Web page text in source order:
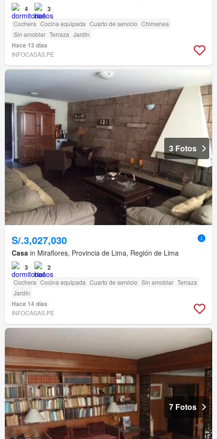
4 3
Cochera Cocina equipada Cuarto de servicio Chimenea
Sin amoblar Terraza Jardín
Hace 13 días
INFOCASAS.PE
3 Fotos
S/.3,027,030
Casa in Miraflores, Provincia de Lima, Región de Lima
3 2
Cochera Cocina equipada Cuarto de servicio Sin amoblar Terraza
Jardín
Hace 14 días
INFOCASAS.PE
7 Fotos